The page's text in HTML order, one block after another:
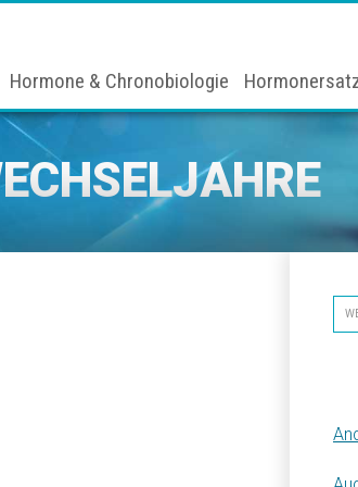
Hormone & Chronobiologie